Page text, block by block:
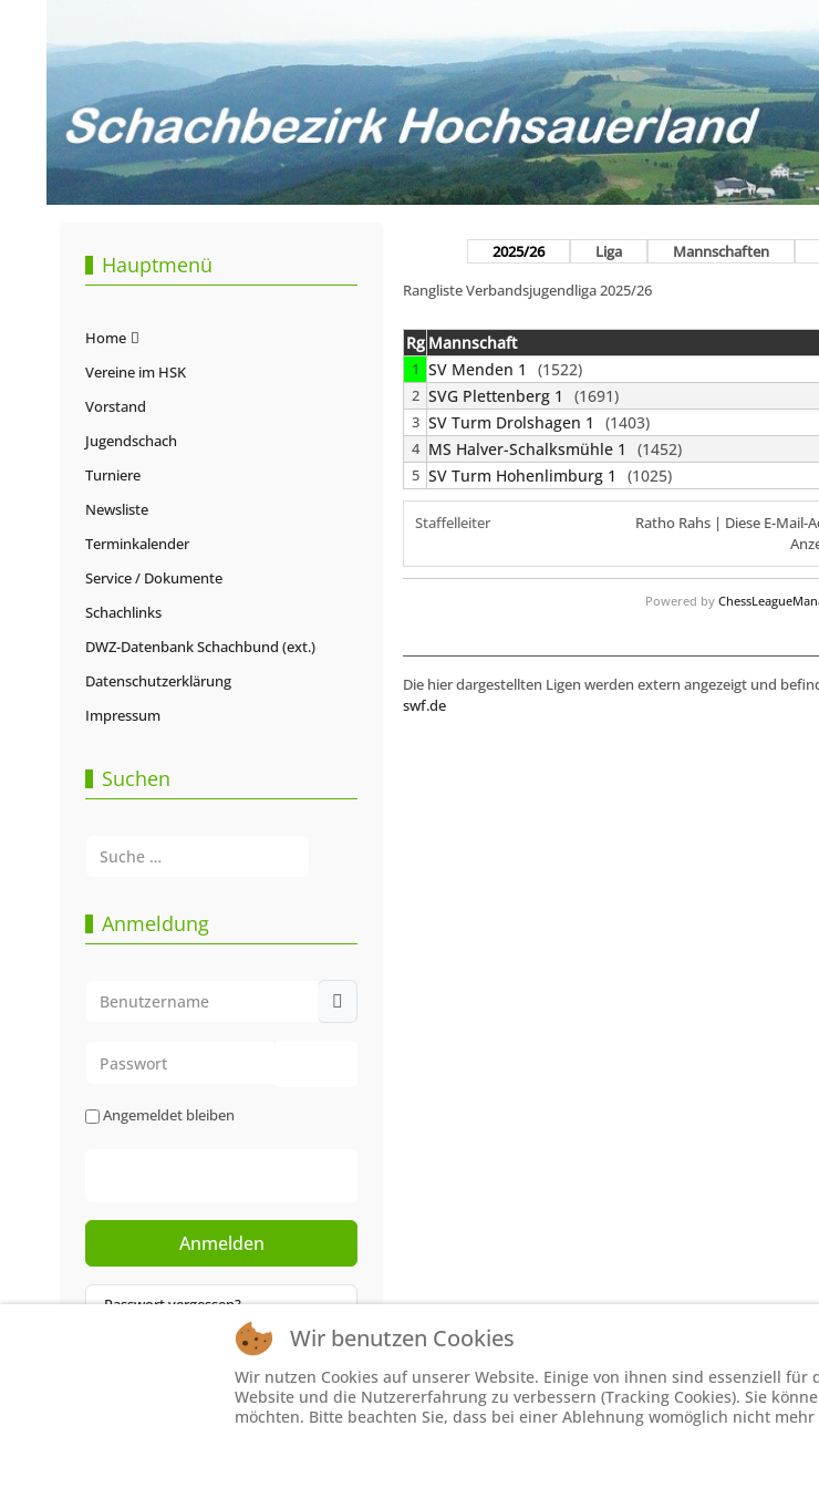
Hauptmenü
Home
Vereine im HSK
Vorstand
Jugendschach
Turniere
Newsliste
Terminkalender
Service / Dokumente
Schachlinks
DWZ-Datenbank Schachbund (ext.)
Datenschutzerklärung
Impressum
Suchen
Anmeldung
Angemeldet bleiben
Anmelden
Passwort vergessen?
Benutzername vergessen?
2025/26 Liga Mannschaften
Rangliste Verbandsjugendliga 2025/26
Rg Mannschaft
1 SV Menden 1 (1522)
2 SVG Plettenberg 1 (1691)
3 SV Turm Drolshagen 1 (1403)
4 MS Halver-Schalksmühle 1 (1452)
5 SV Turm Hohenlimburg 1 (1025)
Staffelleiter Ratho Rahs | Diese E-Mail-
Powered by
Die hier dargestellten Ligen werden extern angezeigt und
swf.de
Wir benutzen Cookies
Wir nutzen Cookies auf unserer Website. Einige von ihnen sind essenziell
Website und die Nutzererfahrung zu verbessern (Tracking Cookies). Sie
möchten. Bitte beachten Sie, dass bei einer Ablehnung womöglich nicht